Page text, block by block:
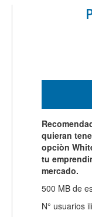
quieran
opciòn
tu
mercado.
500 MB de
N° usuarios